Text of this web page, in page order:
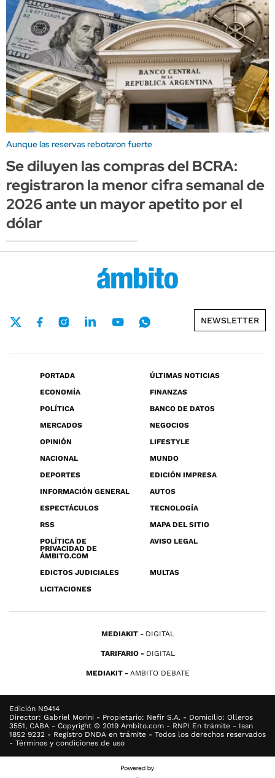
Aunque las reservas rebotaron fuerte
Se diluyen las compras del BCRA:
registraron la menor cifra semanal de
2026 ante un mayor apetito por el
dólar
NEWSLETTER
PORTADA
ÚLTIMAS NOTICIAS
ECONOMÍA
FINANZAS
POLÍTICA
BANCO DE DATOS
MERCADOS
NEGOCIOS
OPINIÓN
LIFESTYLE
NACIONAL
MUNDO
DEPORTES
EDICIÓN IMPRESA
INFORMACIÓN GENERAL
AUTOS
ESPECTÁCULOS
TECNOLOGÍA
RSS
MAPA DEL SITIO
POLÍTICA DE
PRIVACIDAD DE
ÁMBITO.COM
AVISO LEGAL
EDICTOS JUDICIALES
MULTAS
LICITACIONES
MEDIAKIT DIGITAL
TARIFARIO DIGITAL
MEDIAKIT AMBITO DEBATE
Edición N9414
Director: Gabriel Morini - Propietario: Nefir S.A. - Domicilio: Olleros
3551, CABA - Copyright © 2019 Ambito.com - RNPI En trámite - Issn
1852 9232 - Registro DNDA en trámite - Todos los derechos reservados
- Términos y condiciones de uso